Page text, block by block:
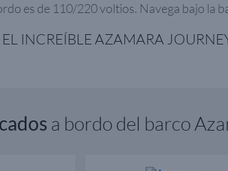
es de 110/220 voltios. Navega bajo la
EL INCREÍBLE AZAMARA
a bordo del barco